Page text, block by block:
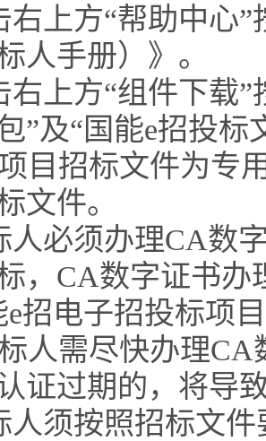
右上方“帮助中心
人手册）》。
右上方“组件下载
”及“国能e招投标
目招标文件为专
文件。
人必须办理CA数
，CA数字证书
招电子招投标项
人需尽快办理
证过期的，将导
人须按照招标文